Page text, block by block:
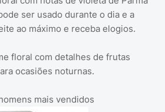
ser usado durante o dia e a
ao máximo e receba elogios.
floral com detalhes de frutas
ocasiões noturnas.
mais vendidos